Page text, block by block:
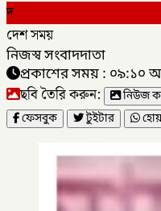
দ
দেশ সময়
নিজস্ব সংবাদদাতা
প্রকাশের সময় : ০৯:১০
ছবি তৈরি করুন: নিউজ
ফেসবুক
টুইটার